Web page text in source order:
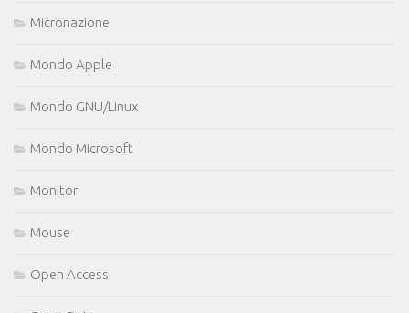
Micronazione
Mondo Apple
Mondo GNU/Linux
Mondo Microsoft
Monitor
Mouse
Open Access